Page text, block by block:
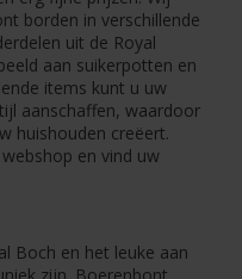
borden in verschillende
uit de Royal
aan suikerpotten en
items kunt u uw
aanschaffen, waardoor
huishouden creëert.
en vind uw
Boch en het leuke aan
zijn. Boerenbont